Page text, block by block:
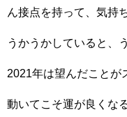
ん接点を持って、気持
うかうかしていると、
2021年は望んだことが
動いてこそ運が良くな